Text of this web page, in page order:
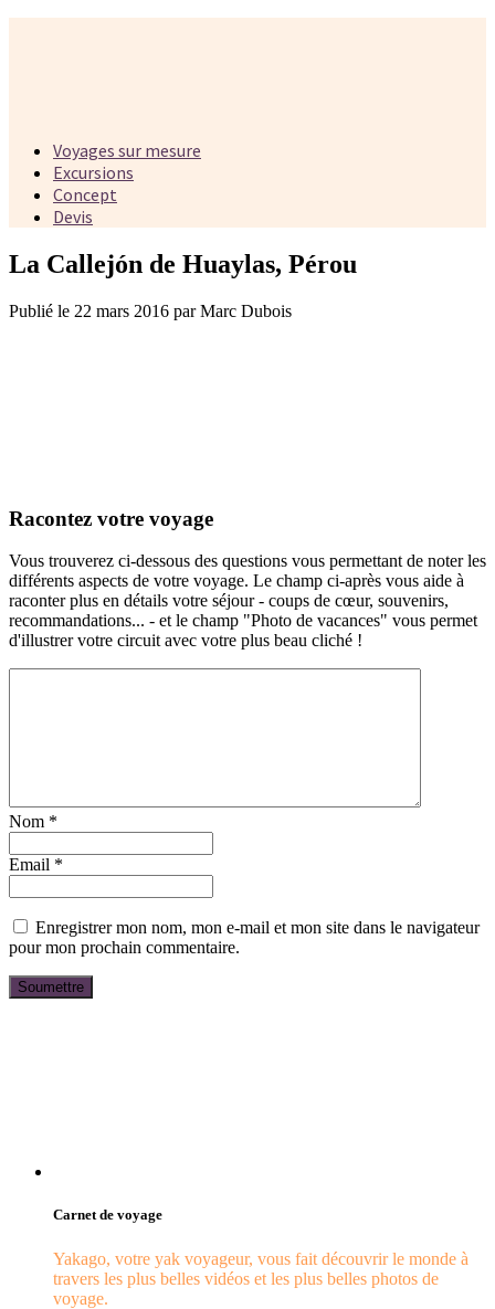
Voyages sur mesure
Excursions
Concept
Devis
La Callejón de Huaylas, Pérou
Publié le 22 mars 2016 par Marc Dubois
Racontez votre voyage
Vous trouverez ci-dessous des questions vous permettant de noter les
différents aspects de votre voyage. Le champ ci-après vous aide à
raconter plus en détails votre séjour - coups de cœur, souvenirs,
recommandations... - et le champ "Photo de vacances" vous permet
d'illustrer votre circuit avec votre plus beau cliché !
Nom *
Email *
Enregistrer mon nom, mon e-mail et mon site dans le navigateur
pour mon prochain commentaire.
Carnet de voyage
Yakago, votre yak voyageur, vous fait découvrir le monde à
travers les plus belles vidéos et les plus belles photos de
voyage.